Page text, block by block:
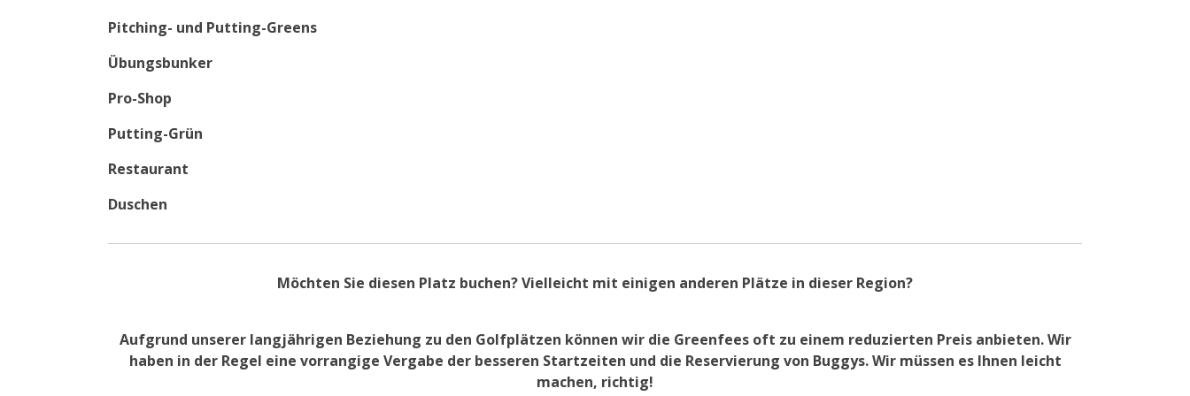
Pitching- und Putting-Greens
Übungsbunker
Pro-Shop
Putting-Grün
Restaurant
Duschen
Möchten Sie diesen Platz buchen? Vielleicht mit einigen anderen Plätze in dieser Region?
Aufgrund unserer langjährigen Beziehung zu den Golfplätzen können wir die Greenfees oft zu einem reduzierten Preis anbieten. Wir
haben in der Regel eine vorrangige Vergabe der besseren Startzeiten und die Reservierung von Buggys. Wir müssen es Ihnen leicht
machen, richtig!